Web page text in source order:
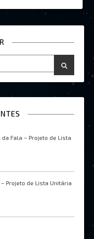
Fala – Projeto de Lista
Projeto de Lista Unitária